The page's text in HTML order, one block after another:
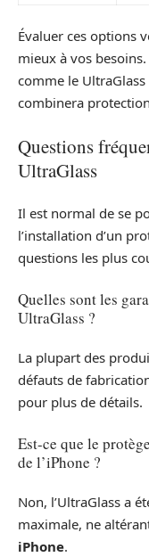
Évaluer ces options
mieux à vos
comme le UltraGlass
combinera
Questions
UltraGlass
Il est normal de se
l’installation d’un
questions les plus
Quelles sont les
UltraGlass ?
La plupart des
défauts de
pour plus de détails.
Est-ce que le
de l’iPhone ?
Non, l’UltraGlass a
maximale, ne
iPhone.